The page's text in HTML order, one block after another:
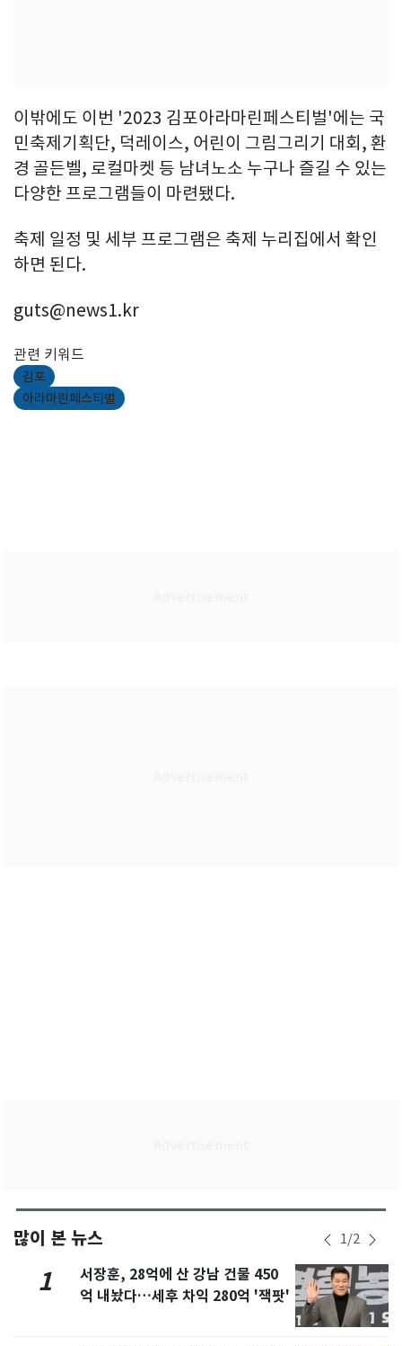
이밖에도 이번 '2023 김포아라마린페스티벌'에는 국
민축제기획단, 덕레이스, 어린이 그림그리기 대회, 환
경 골든벨, 로컬마켓 등 남녀노소 누구나 즐길 수 있는
다양한 프로그램들이 마련됐다.
축제 일정 및 세부 프로그램은 축제 누리집에서 확인
하면 된다.
guts@news1.kr
관련 키워드
김포
아라마린페스티벌
많이 본 뉴스 1/2
1
서장훈, 28억에 산 강남 건물 450
억 내놨다…세후 차익 280억 '잭팟'